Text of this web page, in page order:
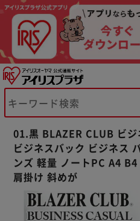
01.黒 BLAZER CLUB ビ
ビジネスバック ビジネス
ンズ 軽量 ノートPC A4
肩掛け 斜めが
※ご確認ください
カートに入れる